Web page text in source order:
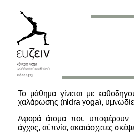
Το μάθημα γίνεται με
χαλάρωσης (nidra yoga),
Αφορά άτομα που υποφέρουν
άγχος, αϋπνία, ακατάσχετες